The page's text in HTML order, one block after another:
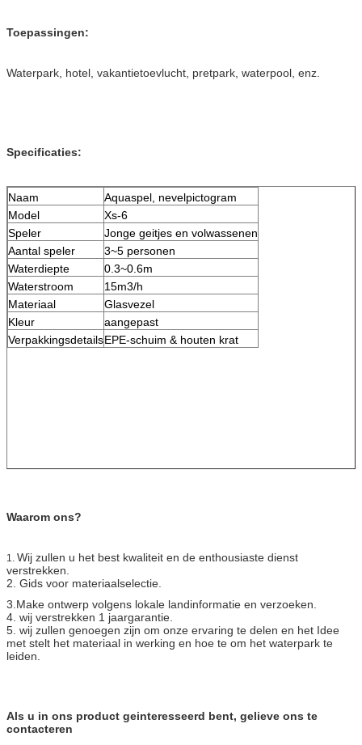
Toepassingen:
Waterpark, hotel, vakantietoevlucht, pretpark, waterpool, enz.
Specificaties:
Naam
Aquaspel, nevelpictogram
Model
Xs-6
Speler
Jonge geitjes en volwassenen
Aantal speler
3~5 personen
Waterdiepte
0.3~0.6m
Waterstroom
15m3/h
Materiaal
Glasvezel
Kleur
aangepast
VerpakkingsdetailsEPE-schuim & houten krat
Waarom ons?
1. Wij zullen u het best kwaliteit en de enthousiaste dienst
verstrekken.
2. Gids voor materiaalselectie.
3.Make ontwerp volgens lokale landinformatie en verzoeken.
4. wij verstrekken 1 jaargarantie.
5. wij zullen genoegen zijn om onze ervaring te delen en het Idee
met stelt het materiaal in werking en hoe te om het waterpark te
leiden.
Als u in ons product geinteresseerd bent, gelieve ons te
contacteren